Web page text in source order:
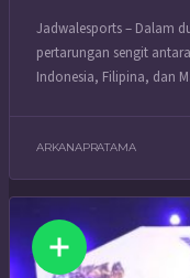
Jadwalesports – Dalam
pertarungan sengit
Indonesia, Filipina, dan
ARKANAPRATAMA